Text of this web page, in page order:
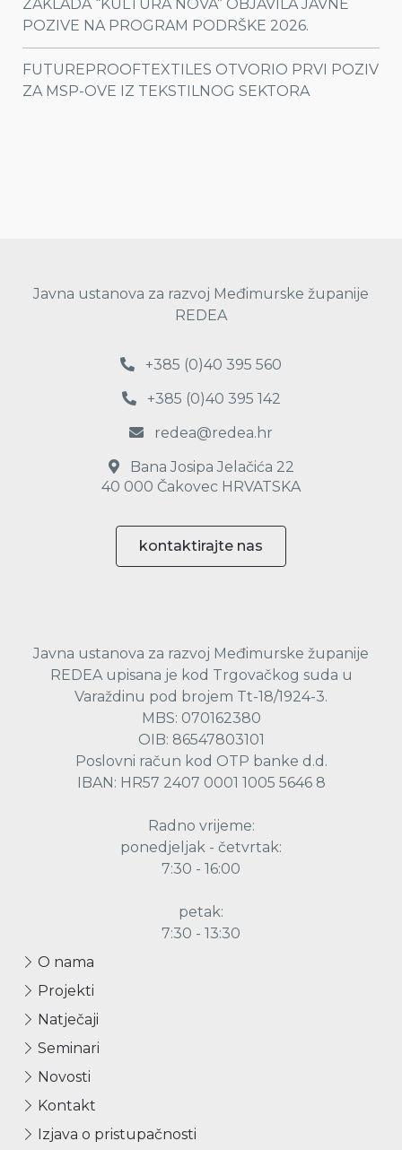
ZAKLADA “KULTURA NOVA” OBJAVILA JAVNE
POZIVE NA PROGRAM PODRŠKE 2026.
FUTUREPROOFTEXTILES OTVORIO PRVI POZIV
ZA MSP-OVE IZ TEKSTILNOG SEKTORA
Javna ustanova za razvoj Međimurske županije
REDEA
+385 (0)40 395 560
+385 (0)40 395 142
redea@redea.hr
Bana Josipa Jelačića 22
40 000 Čakovec HRVATSKA
kontaktirajte nas
Javna ustanova za razvoj Međimurske županije
REDEA upisana je kod Trgovačkog suda u
Varaždinu pod brojem Tt-18/1924-3.
MBS: 070162380
OIB: 86547803101
Poslovni račun kod OTP banke d.d.
IBAN: HR57 2407 0001 1005 5646 8
Radno vrijeme:
ponedjeljak - četvrtak:
7:30 - 16:00
petak:
7:30 - 13:30
O nama
Projekti
Natječaji
Seminari
Novosti
Kontakt
Izjava o pristupačnosti